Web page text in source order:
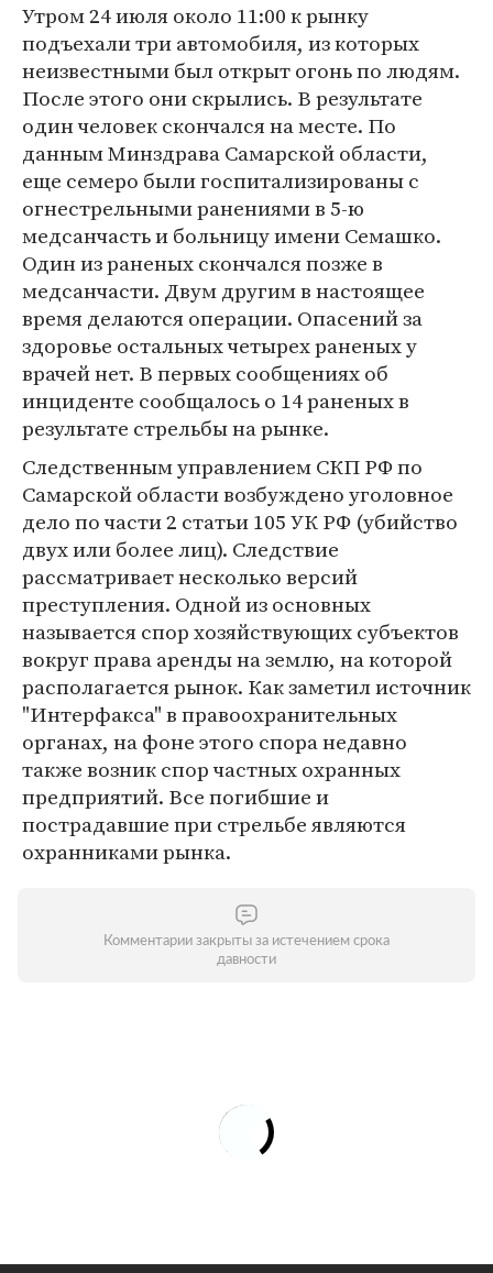
Утром 24 июля около 11:00 к рынку
подъехали три автомобиля, из которых
неизвестными был открыт огонь по людям.
После этого они скрылись. В результате
один человек скончался на месте. По
данным Минздрава Самарской области,
еще семеро были госпитализированы с
огнестрельными ранениями в 5-ю
медсанчасть и больницу имени Семашко.
Один из раненых скончался позже в
медсанчасти. Двум другим в настоящее
время делаются операции. Опасений за
здоровье остальных четырех раненых у
врачей нет. В первых сообщениях об
инциденте сообщалось о 14 раненых в
результате стрельбы на рынке.
Следственным управлением СКП РФ по
Самарской области возбуждено уголовное
дело по части 2 статьи 105 УК РФ (убийство
двух или более лиц). Следствие
рассматривает несколько версий
преступления. Одной из основных
называется спор хозяйствующих субъектов
вокруг права аренды на землю, на которой
располагается рынок. Как заметил источник
"Интерфакса" в правоохранительных
органах, на фоне этого спора недавно
также возник спор частных охранных
предприятий. Все погибшие и
пострадавшие при стрельбе являются
охранниками рынка.
Комментарии закрыты за истечением срока
давности